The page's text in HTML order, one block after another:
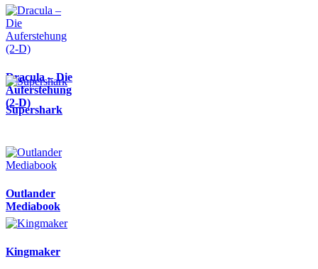
Dracula – Die
Auferstehung
(2-D)
Supershark
Outlander
Mediabook
Kingmaker